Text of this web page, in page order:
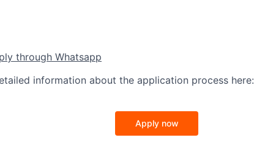
through Whatsapp
information about the application process here:
Apply now